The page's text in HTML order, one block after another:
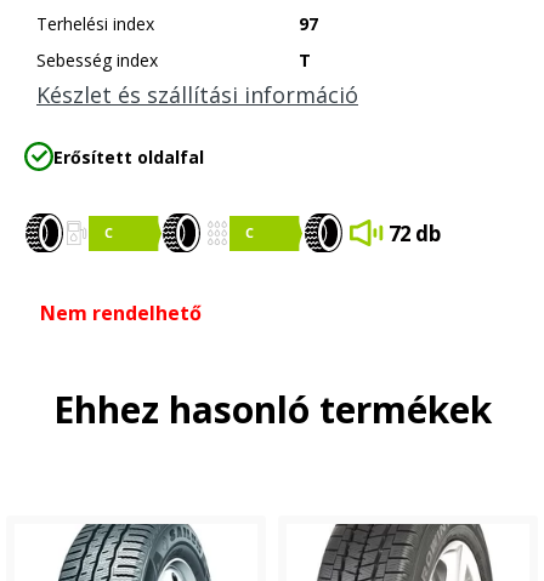
Terhelési index
97
Sebesség index
T
Készlet és szállítási információ
Erősített oldalfal
72 db
Nem rendelhető
Ehhez hasonló termékek